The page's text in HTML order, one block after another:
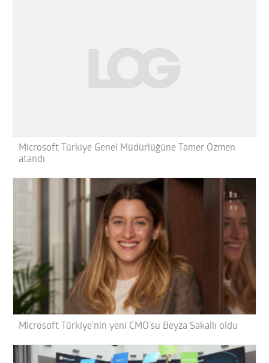
Microsoft Türkiye Genel Müdürlüğüne Tamer Özmen
atandı
Microsoft Türkiye’nin yeni CMO’su Beyza Sakallı oldu